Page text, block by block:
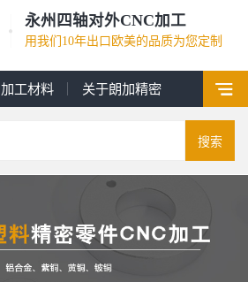
永州四轴对外CNC加工
用我们10年出口欧美的品质为您定制
加工材料 关于朗加精密
搜索